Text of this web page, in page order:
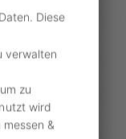
So hat
die Radwege
hohen
Autoverkehr
Radweg
Diese
verwalten
zu
wird
&